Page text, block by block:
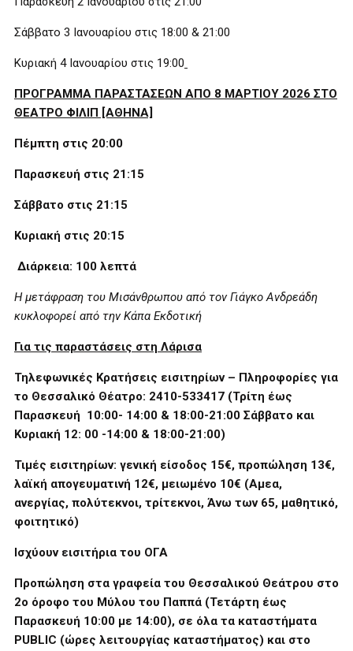
Σάββατο 3 Ιανουαρίου στις 18:00 & 21:00
Κυριακή 4 Ιανουαρίου στις 19:00
ΠΡΟΓΡΑΜΜΑ ΠΑΡΑΣΤΑΣΕΩΝ ΑΠΟ 8 ΜΑΡΤΙΟΥ 2026 ΣΤΟ
ΘΕΑΤΡΟ ΦΙΛΙΠ [ΑΘΗΝΑ]
Πέμπτη στις 20:00
Παρασκευή στις 21:15
Σάββατο στις 21:15
Κυριακή στις 20:15
Διάρκεια: 100 λεπτά
Η μετάφραση του Μισάνθρωπου από τον Γιάγκο Ανδρεάδη
κυκλοφορεί από την Κάπα Εκδοτική
Για τις παραστάσεις στη Λάρισα
Τηλεφωνικές Κρατήσεις εισιτηρίων – Πληροφορίες για
το Θεσσαλικό Θέατρο: 2410-533417 (Τρίτη έως
Παρασκευή 10:00- 14:00 & 18:00-21:00 Σάββατο και
Κυριακή 12: 00 -14:00 & 18:00-21:00)
Τιμές εισιτηρίων: γενική είσοδος 15€, προπώληση 13€,
λαϊκή απογευματινή 12€, μειωμένο 10€ (Αμεα,
ανεργίας, πολύτεκνοι, τρίτεκνοι, Άνω των 65, μαθητικό,
φοιτητικό)
Ισχύουν εισιτήρια του ΟΓΑ
Προπώληση στα γραφεία του Θεσσαλικού Θεάτρου στο
2ο όροφο του Μύλου του Παππά (Τετάρτη έως
Παρασκευή 10:00 με 14:00), σε όλα τα καταστήματα
PUBLIC (ώρες λειτουργίας καταστήματος) και στο